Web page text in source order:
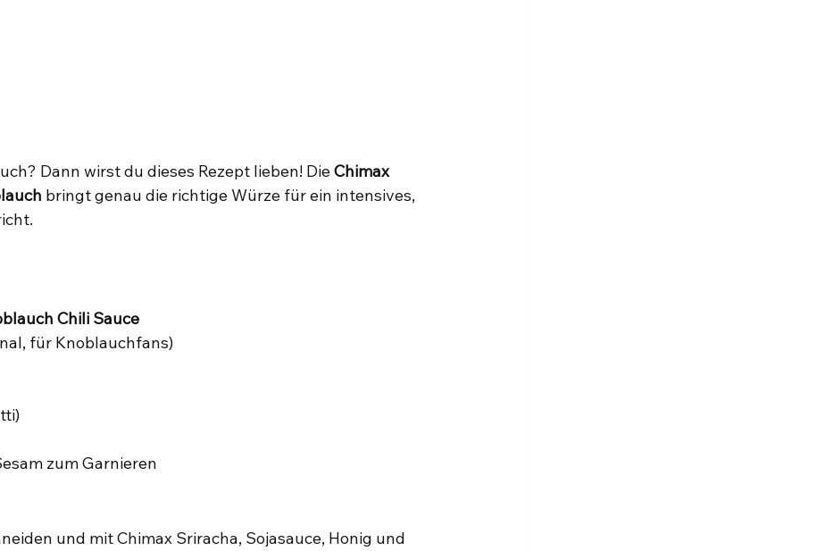
Dann wirst du dieses Rezept lieben! Die Chimax
bringt genau die richtige Würze für ein intensives,
Chili Sauce
für Knoblauchfans)
zum Garnieren
und mit Chimax Sriracha, Sojasauce, Honig und